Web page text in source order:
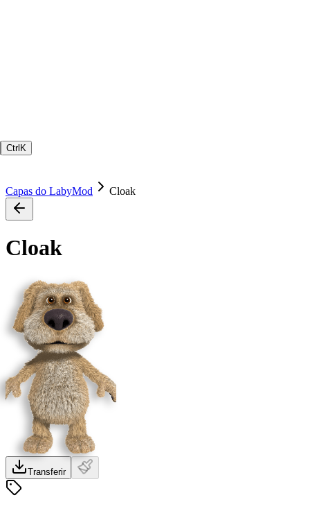
Ctrl K
Capas do LabyMod Cloak
Cloak
Transferir